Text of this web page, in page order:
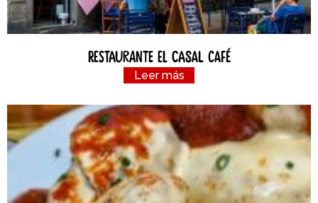
Restaurante el Casal Café
Leer más